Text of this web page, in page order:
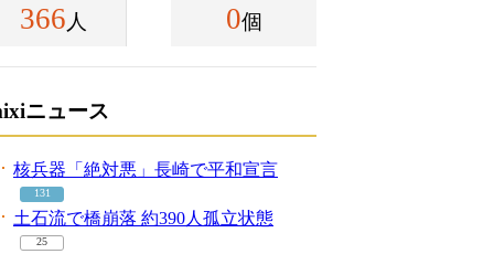
366 人 0個
ニュース
核兵器「絶対悪」長崎で平和宣言
131
土石流で橋崩落 約390人孤立状態
25